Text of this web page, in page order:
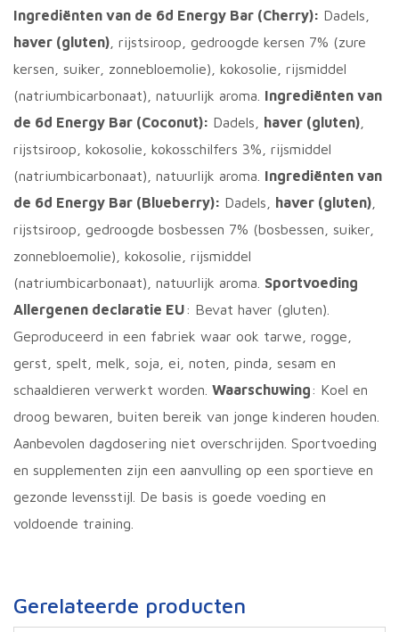
Ingrediënten van de 6d Energy Bar (Cherry): Dadels,
haver (gluten) , rijstsiroop, gedroogde kersen 7% (zure
kersen, suiker, zonnebloemolie), kokosolie, rijsmiddel
(natriumbicarbonaat), natuurlijk aroma. Ingrediënten van
de 6d Energy Bar (Coconut): Dadels, haver (gluten)
rijstsiroop, kokosolie, kokosschilfers 3%, rijsmiddel
(natriumbicarbonaat), natuurlijk aroma. Ingrediënten van
de 6d Energy Bar (Blueberry): Dadels, haver (gluten)
rijstsiroop, gedroogde bosbessen 7% (bosbessen, suiker,
zonnebloemolie), kokosolie, rijsmiddel
(natriumbicarbonaat), natuurlijk aroma. Sportvoeding
Allergenen declaratie EU: Bevat haver (gluten).
Geproduceerd in een fabriek waar ook tarwe, rogge,
gerst, spelt, melk, soja, ei, noten, pinda, sesam en
schaaldieren verwerkt worden. Waarschuwing: Koel en
droog bewaren, buiten bereik van jonge kinderen houden.
Aanbevolen dagdosering niet overschrijden. Sportvoeding
en supplementen zijn een aanvulling op een sportieve en
gezonde levensstijl. De basis is goede voeding en
voldoende training.
Gerelateerde producten